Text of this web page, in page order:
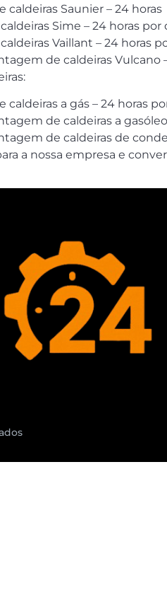
Saunier – 24 horas
Sime – 24 horas por
Vaillant – 24 horas
de caldeiras Vulcano
a gás – 24 horas
de caldeiras a
de caldeiras de
a nossa empresa e